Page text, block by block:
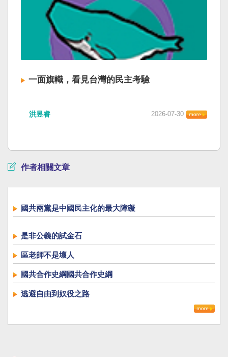
一面旗幟，看見台灣的民主考驗
洪昱睿 2026-07-30
作者相關文章
國共兩黨是中國民主化的最大障礙
是非公義的試金石
區老師不是壞人
國共合作史綱國共合作史綱
逃避自由到奴役之路